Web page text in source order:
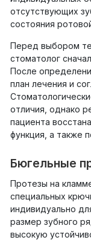
отсутствующих
состояния
Перед выбором
стоматолог
После
план лечения и
отличия, однако
пациента
функция, а также
Бюгельные
Протезы на
специальных
индивидуально
размер зубного
высокую